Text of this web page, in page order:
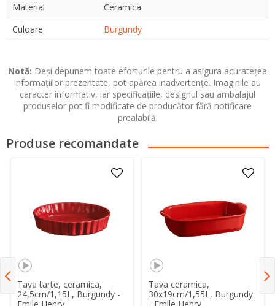
Material
Ceramica
Culoare
Burgundy
Notă: Deși depunem toate eforturile pentru a asigura acuratețea
informațiilor prezentate, pot apărea inadvertențe. Imaginile au
caracter informativ, iar specificațiile, designul sau ambalajul
produselor pot fi modificate de producător fără notificare
prealabilă.
Produse recomandate
Tava tarte, ceramica,
24,5cm/1,15L, Burgundy -
Tava ceramica,
30x19cm/1,55L, Burgundy